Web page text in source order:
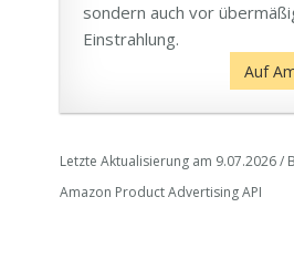
sondern auch vor
Einstrahlung.
Auf
Letzte Aktualisierung am 9.07.2026 /
Amazon Product Advertising API